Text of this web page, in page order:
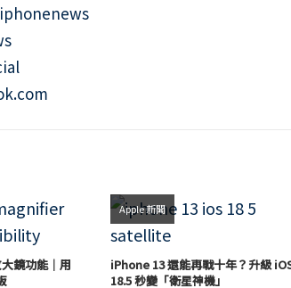
鏡功能｜用
Apple 新聞
iPhone 13 還能再戰十年？升級
18.5 秒變「衛星神機」